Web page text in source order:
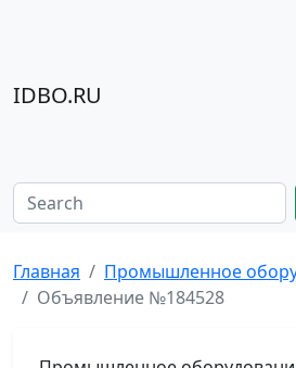
IDBO.RU
Главная
Промышленное
Объявление №184528